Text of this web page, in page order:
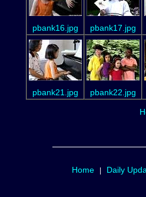
pbank16.jpg pbank17.jpg
pbank21.jpg pbank22.jpg
Home| Daily